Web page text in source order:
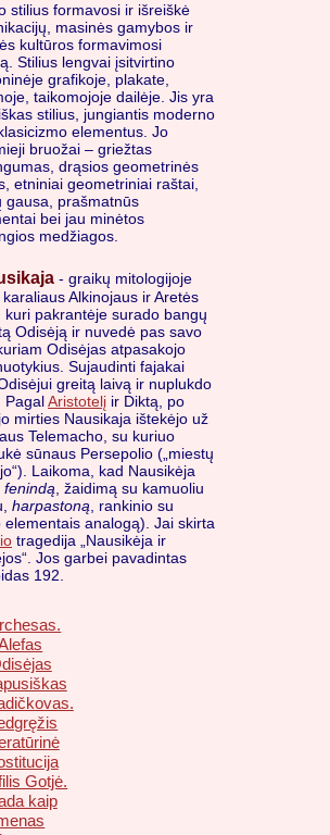
stilius formavosi ir išreiškė
masinės gamybos ir
kultūros formavimosi
Stilius lengvai įsitvirtino
grafikoje, plakate,
taikomojoje dailėje. Jis yra
stilius, jungiantis moderno
elementus. Jo
bruožai – griežtas
drąsios geometrinės
etniniai geometriniai raštai,
gausa, prašmatnūs
bei jau minėtos
medžiagos.
- graikų mitologijoje
Alkinojaus ir Aretės
kuri pakrantėje surado bangų
Odisėją ir nuvedė pas savo
Odisėjas atpasakojo
Sujaudinti fajakai
greitą laivą ir nuplukdo
PagalAristotelį ir Diktą, po
mirties Nausikaja ištekėjo už
Telemacho, su kuriuo
sūnaus Persepolio („miestų
Laikoma, kad Nausikėja
fenindą , žaidimą su kamuoliu
harpastoną , rankinio su
elementais analogą). Jai skirta
tragedija „Nausikėja ir
Jos garbei pavadintas
192.
Gotjė.
kaip